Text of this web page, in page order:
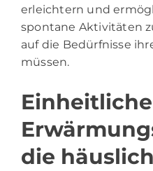
erleichtern und
spontane Aktivitäten
auf die Bedürfnisse
müssen.
Einheitliche
die